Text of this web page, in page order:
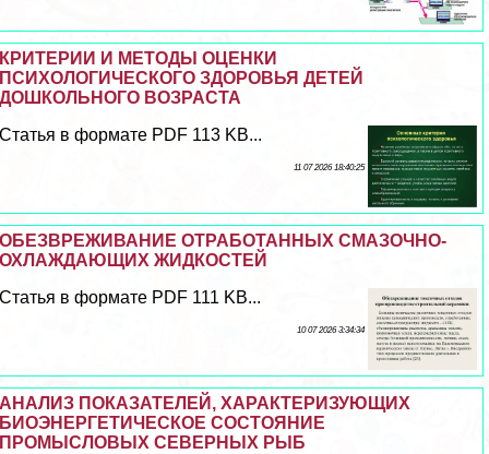
КРИТЕРИИ И МЕТОДЫ ОЦЕНКИ
ПСИХОЛОГИЧЕСКОГО ЗДОРОВЬЯ ДЕТЕЙ
ДОШКОЛЬНОГО ВОЗРАСТА
Статья в формате PDF 113 KB...
11 07 2026 18:40:25
ОБЕЗВРЕЖИВАНИЕ ОТРАБОТАННЫХ СМАЗОЧНО-
ОХЛАЖДАЮЩИХ ЖИДКОСТЕЙ
Статья в формате PDF 111 KB...
10 07 2026 3:34:34
АНАЛИЗ ПОКАЗАТЕЛЕЙ, ХАРАКТЕРИЗУЮЩИХ
БИОЭНЕРГЕТИЧЕСКОЕ СОСТОЯНИЕ
ПРОМЫСЛОВЫХ СЕВЕРНЫХ РЫБ